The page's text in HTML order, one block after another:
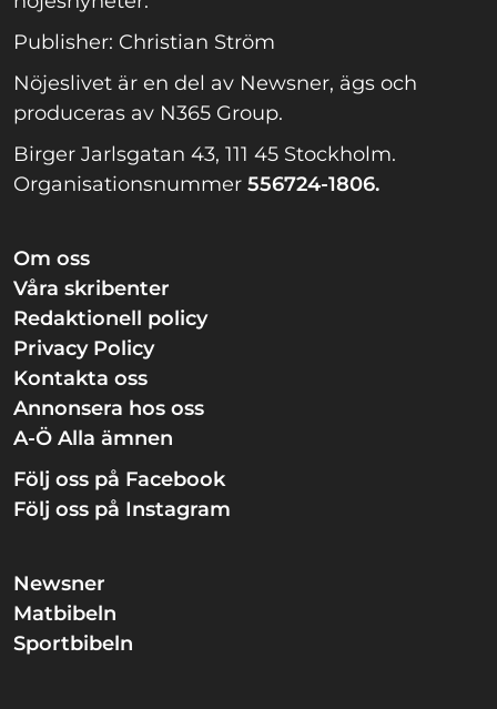
Publisher: Christian Ström
Nöjeslivet är en del av Newsner, ägs och
produceras av N365 Group.
Birger Jarlsgatan 43, 111 45 Stockholm.
Organisationsnummer 556724-1806.
Om oss
Våra skribenter
Redaktionell policy
Privacy Policy
Kontakta oss
Annonsera hos oss
A-Ö Alla ämnen
Följ oss på Facebook
Följ oss på Instagram
Newsner
Matbibeln
Sportbibeln